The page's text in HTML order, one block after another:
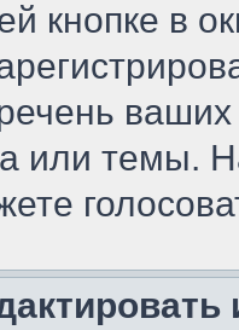
кнопке в
ваших
или темы.